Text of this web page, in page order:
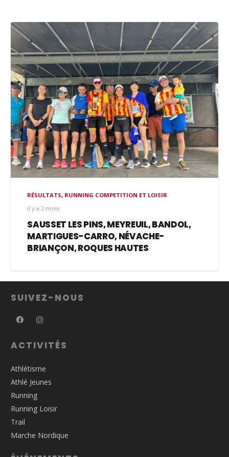
RÉSULTATS, RUNNING COMPETITION ET LOISIR
il y a 2 mois
SAUSSET LES PINS, MEYREUIL, BANDOL,
MARTIGUES-CARRO, NÉVACHE-
BRIANÇON, ROQUES HAUTES
SUIVEZ-NOUS
ACTIVITÉS
Athlétisme
Athlé Jeunes
Running
Running Loisir
Trail
Marche Nordique